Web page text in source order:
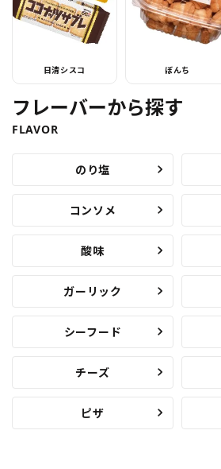
日清シスコ ぼんち
フレーバーから探す
FLAVOR
のり塩
コンソメ
酸味
ガーリック
シーフード
チーズ
ピザ